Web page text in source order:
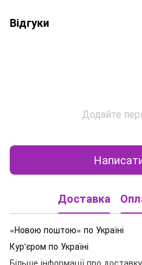
Відгуки
Додайте
Доставка
«Новою поштою» по Україні
Кур'єром по Україні
Більше інформації про доставку